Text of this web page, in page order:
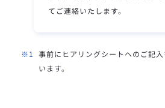
てご連絡いたします。
事前にヒアリングシートへのご記
います。